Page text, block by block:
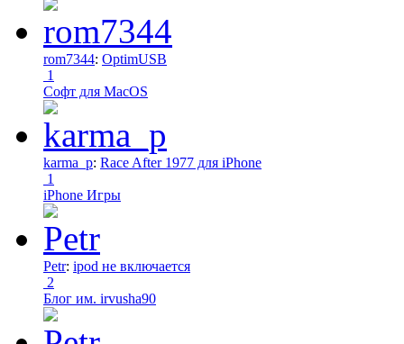
rom7344: OptimUSB
1
Софт для MacOS
karma_p: Race After 1977 для iPhone
1
iPhone Игры
Petr: ipod не включается
2
Блог им. irvusha90